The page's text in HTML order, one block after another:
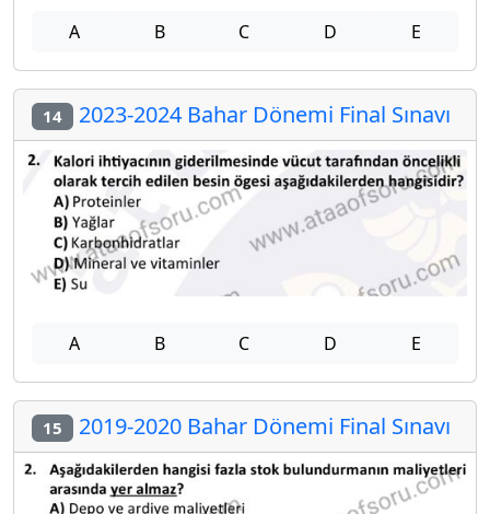
A B C D E
14 2023-2024 Bahar Dönemi Final Sınavı
A B C D E
15 2019-2020 Bahar Dönemi Final Sınavı